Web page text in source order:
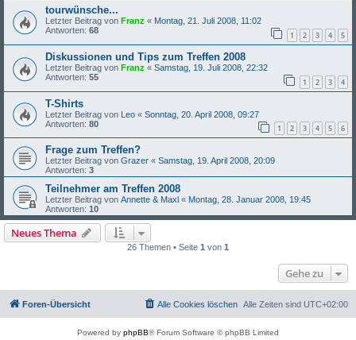
tourwünsche...
Letzter Beitrag von Franz « Montag, 21. Juli 2008, 11:02
Antworten: 68 1 2 3 4 5
Diskussionen und Tips zum Treffen 2008
Letzter Beitrag von Franz « Samstag, 19. Juli 2008, 22:32
Antworten: 55 1 2 3 4
T-Shirts
Letzter Beitrag von Leo « Sonntag, 20. April 2008, 09:27
Antworten: 80 1 2 3 4 5 6
Frage zum Treffen?
Letzter Beitrag von Grazer « Samstag, 19. April 2008, 20:09
Antworten: 3
Teilnehmer am Treffen 2008
Letzter Beitrag von Annette & Maxl « Montag, 28. Januar 2008, 19:45
Antworten: 10
Neues Thema
26 Themen • Seite 1 von 1
Gehe zu
Foren-Übersicht Alle Zeiten sind UTC+02:00
Alle Cookies löschen
Powered by phpBB® Forum Software © phpBB Limited